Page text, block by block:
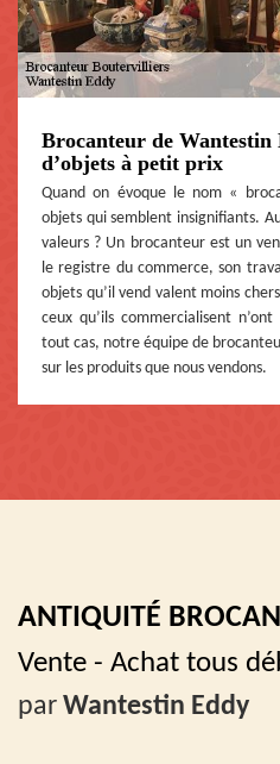
Brocanteur de Wantestin
d’objets à petit prix
Quand on évoque le nom «
objets qui semblent insignifiants.
valeurs ? Un brocanteur est un
le registre du commerce, son
objets qu’il vend valent moins
ceux qu’ils commercialisent
tout cas, notre équipe de
sur les produits que nous vendons.
ANTIQUITÉ
Vente - Achat tous
par Wantestin Eddy